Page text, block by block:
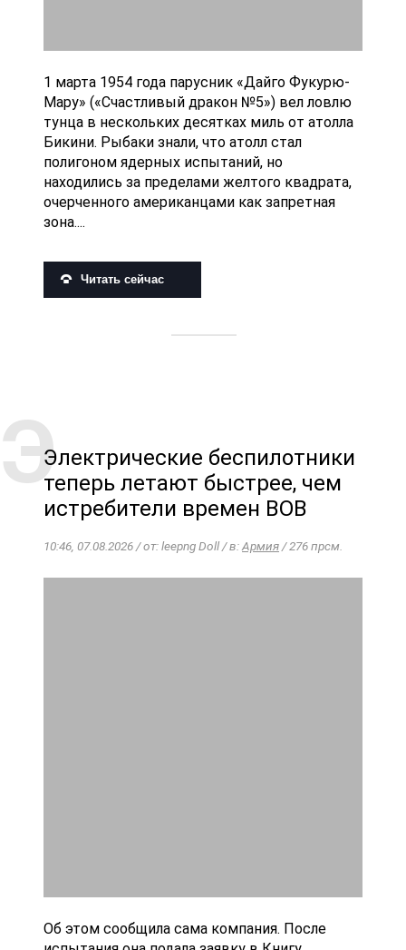
1 марта 1954 года парусник «Дайго Фукурю-
Мару» («Счастливый дракон №5») вел ловлю
тунца в нескольких десятках миль от атолла
Бикини. Рыбаки знали, что атолл стал
полигоном ядерных испытаний, но
находились за пределами желтого квадрата,
очерченного американцами как запретная
зона....
Читать сейчас
Электрические беспилотники
теперь летают быстрее, чем
истребители времен ВОВ
10:46, 07.08.2026 / от: leepng Doll / в:Армия/ 276 прсм.
Об этом сообщила сама компания. После